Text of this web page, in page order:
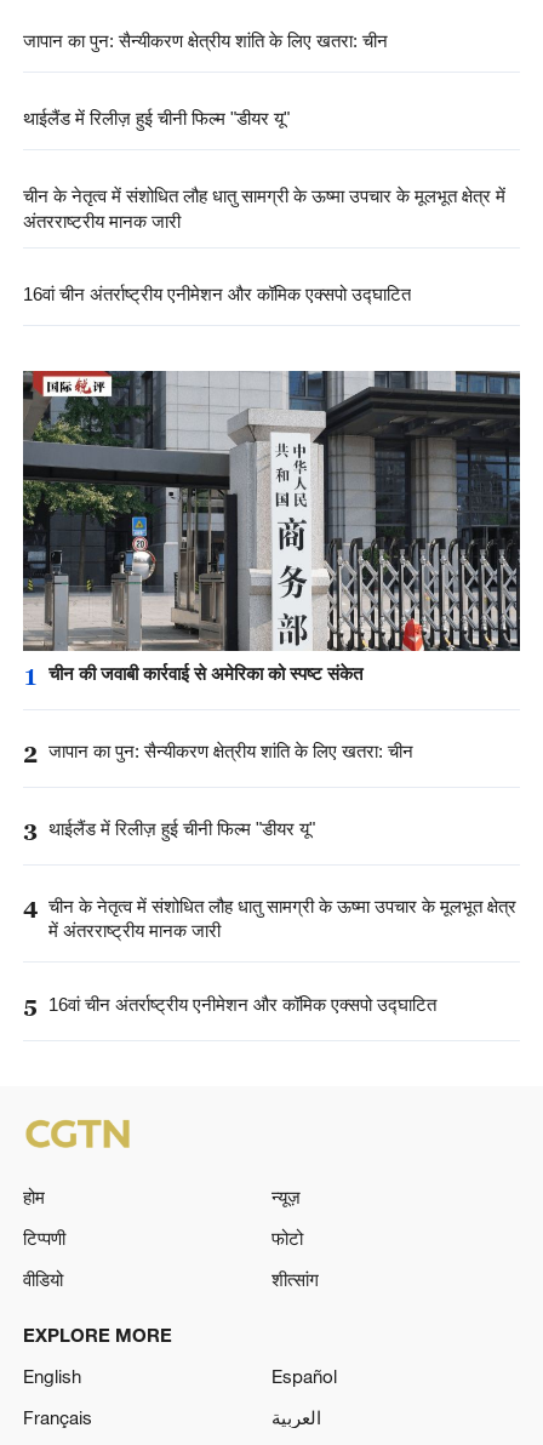
जापान का पुन: सैन्यीकरण क्षेत्रीय शांति के लिए खतरा: चीन
थाईलैंड में रिलीज़ हुई चीनी फिल्म "डीयर यू"
चीन के नेतृत्व में संशोधित लौह धातु सामग्री के ऊष्मा उपचार के मूलभूत क्षेत्र में
अंतरराष्ट्रीय मानक जारी
16वां चीन अंतर्राष्ट्रीय एनीमेशन और कॉमिक एक्सपो उद्घाटित
1 चीन की जवाबी कार्रवाई से अमेरिका को स्पष्ट संकेत
2 जापान का पुन: सैन्यीकरण क्षेत्रीय शांति के लिए खतरा: चीन
3 थाईलैंड में रिलीज़ हुई चीनी फिल्म "डीयर यू"
4 चीन के नेतृत्व में संशोधित लौह धातु सामग्री के ऊष्मा उपचार के मूलभूत क्षेत्र
में अंतरराष्ट्रीय मानक जारी
5 16वां चीन अंतर्राष्ट्रीय एनीमेशन और कॉमिक एक्सपो उद्घाटित
होम
न्यूज़
टिप्पणी
फोटो
वीडियो
शीत्सांग
EXPLORE MORE
English
Español
Français
العربية